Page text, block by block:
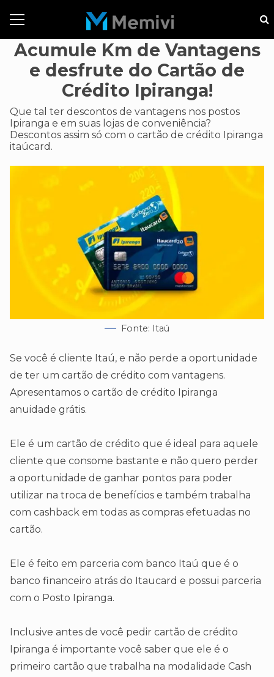
Acumule Km de Vantagens
e desfrute do Cartão de
Crédito Ipiranga!
Que tal ter descontos de vantagens nos postos
Ipiranga e em suas lojas de conveniência?
Descontos assim só com o cartão de crédito Ipiranga
itaúcard.
Fonte: Itaú
Se você é cliente Itaú, e não perde a oportunidade
de ter um cartão de crédito com vantagens.
Apresentamos o cartão de crédito Ipiranga
anuidade grátis.
Ele é um cartão de crédito que é ideal para aquele
cliente que consome bastante e não quero perder
a oportunidade de ganhar pontos para poder
utilizar na troca de benefícios e também trabalha
com cashback em todas as compras efetuadas no
cartão.
Ele é feito em parceria com banco Itaú que é o
banco financeiro atrás do Itaucard e possui parceria
com o Posto Ipiranga.
Inclusive antes de você pedir cartão de crédito
Ipiranga é importante você saber que ele é o
primeiro cartão que trabalha na modalidade Cash